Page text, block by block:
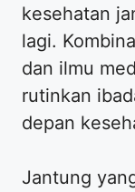
kesehatan
lagi.
dan ilmu
rutinkan
depan
Jantung